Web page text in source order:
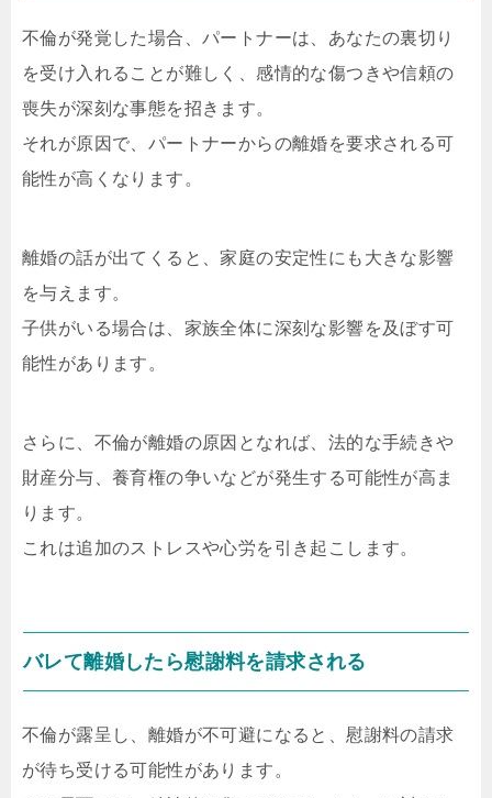
不倫が発覚した場合、パートナーは、あなたの裏切り
を受け入れることが難しく、感情的な傷つきや信頼の
喪失が深刻な事態を招きます。
それが原因で、パートナーからの離婚を要求される可
能性が高くなります。
離婚の話が出てくると、家庭の安定性にも大きな影響
を与えます。
子供がいる場合は、家族全体に深刻な影響を及ぼす可
能性があります。
さらに、不倫が離婚の原因となれば、法的な手続きや
財産分与、養育権の争いなどが発生する可能性が高ま
ります。
これは追加のストレスや心労を引き起こします。
バレて離婚したら慰謝料を請求される
不倫が露呈し、離婚が不可避になると、慰謝料の請求
が待ち受ける可能性があります。